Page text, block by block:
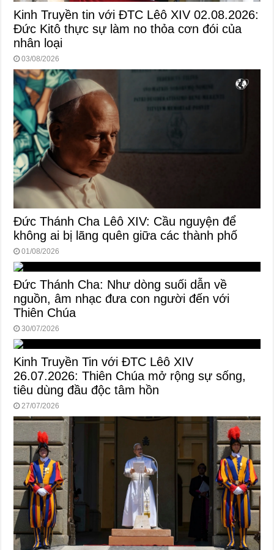
Kinh Truyền tin với ĐTC Lêô XIV 02.08.2026:
Đức Kitô thực sự làm no thỏa cơn đói của
nhân loại
03/08/2026
Đức Thánh Cha Lêô XIV: Cầu nguyện để
không ai bị lãng quên giữa các thành phố
01/08/2026
Đức Thánh Cha: Như dòng suối dẫn về
nguồn, âm nhạc đưa con người đến với
Thiên Chúa
30/07/2026
Kinh Truyền Tin với ĐTC Lêô XIV
26.07.2026: Thiên Chúa mở rộng sự sống,
tiêu dùng đầu độc tâm hồn
27/07/2026